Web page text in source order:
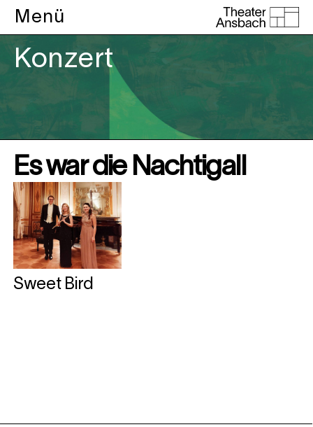
Menü
Konzert
Es war die Nachtigall
Sweet Bird